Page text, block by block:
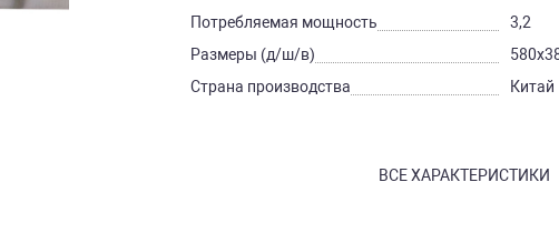
Потребляемая мощность
3,2
Размеры (д/ш/в)
Страна производства
Китай
ВСЕ ХАРАКТЕРИСТИКИ